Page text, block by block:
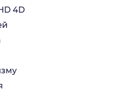
4D